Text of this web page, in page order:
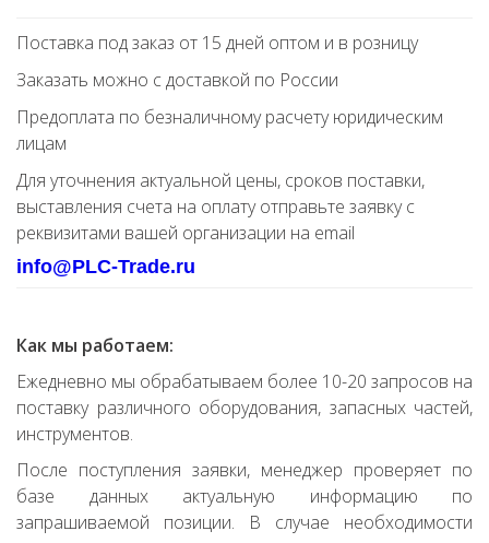
Поставка под заказ от 15 дней оптом и в розницу
Заказать можно с доставкой по России
Предоплата по безналичному расчету юридическим
лицам
Для уточнения актуальной цены, сроков поставки,
выставления счета на оплату отправьте заявку с
реквизитами вашей организации на email
info@PLC-Trade.ru
Как мы работаем:
Ежедневно мы обрабатываем более 10-20 запросов на
поставку различного оборудования, запасных частей,
инструментов.
После поступления заявки, менеджер проверяет по
базе данных актуальную информацию по
запрашиваемой позиции. В случае необходимости